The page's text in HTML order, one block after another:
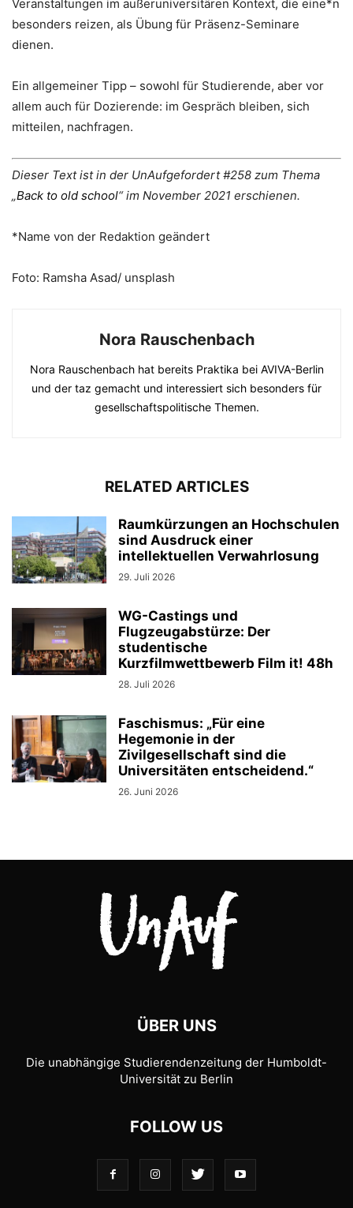
Veranstaltungen im außeruniversitären Kontext, die eine*n
besonders reizen, als Übung für Präsenz-Seminare
dienen.
Ein allgemeiner Tipp – sowohl für Studierende, aber vor
allem auch für Dozierende: im Gespräch bleiben, sich
mitteilen, nachfragen.
Dieser Text ist in der UnAufgefordert #258 zum Thema
„Back to old school“ im November 2021 erschienen.
*Name von der Redaktion geändert
Foto: Ramsha Asad/ unsplash
Nora Rauschenbach
Nora Rauschenbach hat bereits Praktika bei AVIVA-Berlin
und der taz gemacht und interessiert sich besonders für
gesellschaftspolitische Themen.
RELATED ARTICLES
Raumkürzungen an Hochschulen
sind Ausdruck einer
intellektuellen Verwahrlosung
29. Juli 2026
WG-Castings und
Flugzeugabstürze: Der
studentische
Kurzfilmwettbewerb Film it! 48h
28. Juli 2026
Faschismus: „Für eine
Hegemonie in der
Zivilgesellschaft sind die
Universitäten entscheidend.“
26. Juni 2026
ÜBER UNS
Die unabhängige Studierendenzeitung der Humboldt-
Universität zu Berlin
FOLLOW US